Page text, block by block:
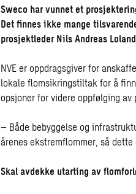
Sweco har vunnet et
Det finnes ikke mange
prosjektleder Nils Andreas
NVE er oppdragsgiver for
lokale flomsikringstiltak for å
opsjoner for videre oppfølging av
– Både bebyggelse og
årenes ekstremflommer, så
Skal avdekke utarting av